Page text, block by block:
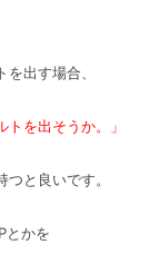
出す場合、
トを出そうか。」
と良いです。
とかを